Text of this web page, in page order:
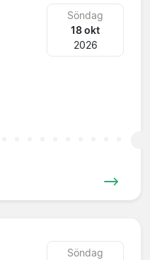
Söndag
18 okt
2026
Söndag